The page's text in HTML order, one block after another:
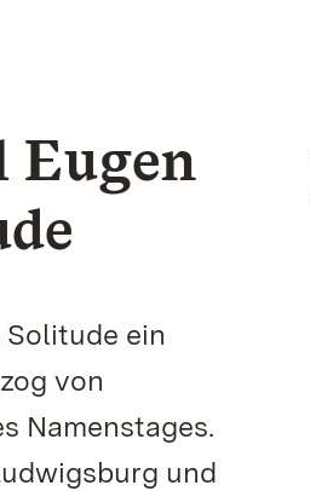
Eugen
Solitude ein
von
Namenstages.
und